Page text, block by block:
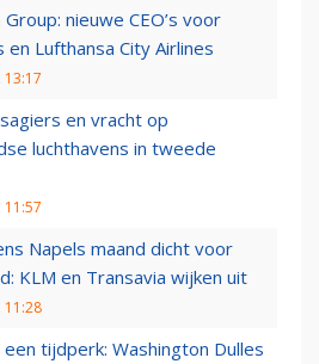
nieuwe CEO’s voor
en Lufthansa City Airlines
13:17
en vracht op
luchthavens in tweede
11:57
Napels maand dicht voor
KLM en Transavia wijken uit
11:28
een tijdperk: Washington Dulles